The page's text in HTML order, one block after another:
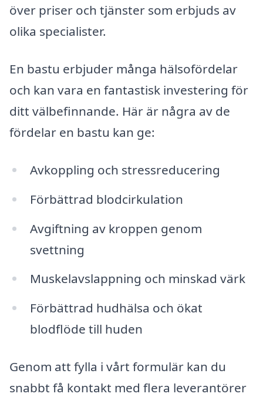
över priser och tjänster som erbjuds av
olika specialister.
En bastu erbjuder många hälsofördelar
och kan vara en fantastisk investering för
ditt välbefinnande. Här är några av de
fördelar en bastu kan ge:
Avkoppling och stressreducering
Förbättrad blodcirkulation
Avgiftning av kroppen genom
svettning
Muskelavslappning och minskad värk
Förbättrad hudhälsa och ökat
blodflöde till huden
Genom att fylla i vårt formulär kan du
snabbt få kontakt med flera leverantörer